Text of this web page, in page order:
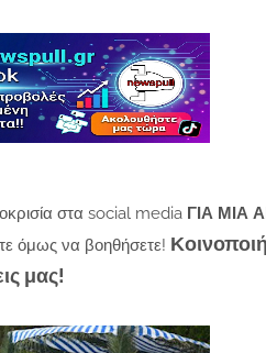
στα social media ΓΙΑ ΜΙΑ
όμως να βοηθήσετε!
μας!